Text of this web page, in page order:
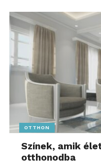
OTTHON
Színek, amik
otthonodba